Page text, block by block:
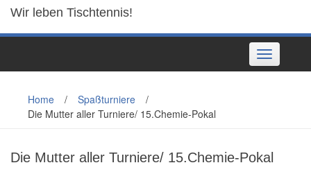
Wir leben Tischtennis!
Toggle
navigation
Home / Spaßturniere
/
Die Mutter aller Turniere/ 15.Chemie-Pokal
Die Mutter aller Turniere/ 15.Chemie-Pokal